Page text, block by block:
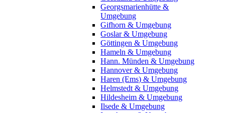
Georgsmarienhütte &
Umgebung
Gifhorn & Umgebung
Goslar & Umgebung
Göttingen & Umgebung
Hameln & Umgebung
Hann. Münden & Umgebung
Hannover & Umgebung
Haren (Ems) & Umgebung
Helmstedt & Umgebung
Hildesheim & Umgebung
Ilsede & Umgebung